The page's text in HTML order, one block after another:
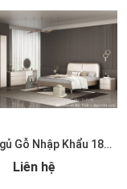
Giường Ngủ Gỗ Nhập Khẩu 185T
Liên hệ